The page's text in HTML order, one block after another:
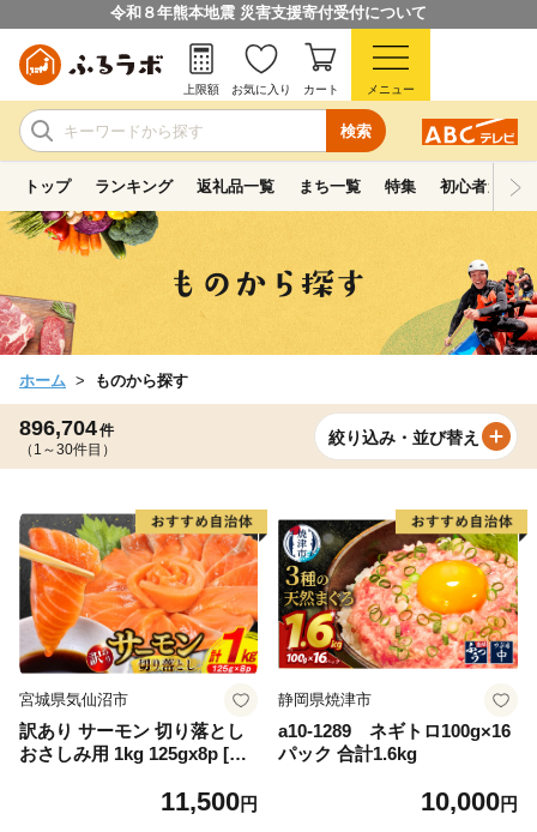
令和８年熊本地震 災害支援寄付受付について
検索
上限額 お気に入り カート メニュー
トップ ランキング 返礼品一覧 まち一覧 特集 初心者ガイド
ホーム ものから探す
896,704件
（1～30件目）
絞り込み・並び替え
宮城県気仙沼市
訳あり サーモン 切り落とし
おさしみ用 1kg 125gx8p [足
4313] 魚 魚介類 鮭 お刺し身
11,500円
静岡県焼津市
a10-1289 ネギトロ100g×16
パック 合計1.6kg
10,000円